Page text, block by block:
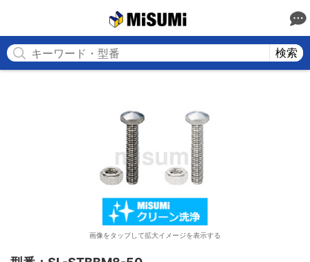
検索
画像をタップして拡大イメージを表示する